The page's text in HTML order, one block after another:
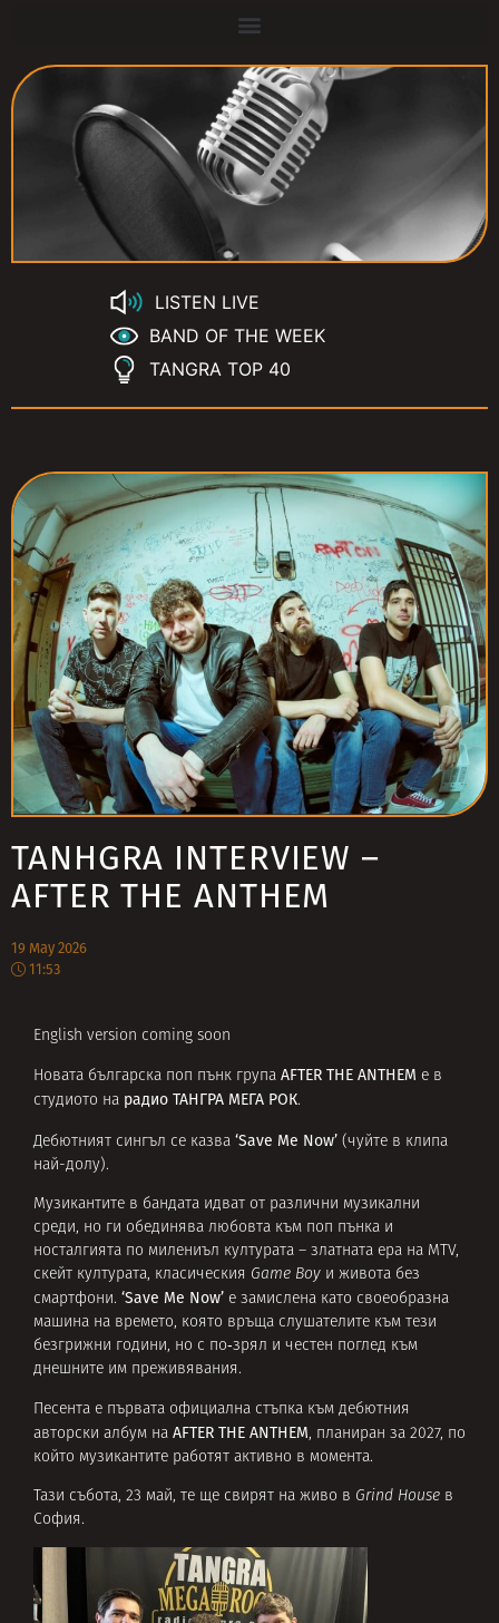
LISTEN LIVE
BAND OF THE WEEK
TANGRA TOP 40
TANHGRA INTERVIEW –
AFTER THE ANTHEM
19 May 2026
11:53
English version coming soon
Новата българска поп пънк група AFTER THE ANTHEM e в
студиото на радио ТАНГРА МЕГА РОК.
Дебютният сингъл се казва ‘Save Me Now’ (чуйте в клипа
най-долу).
Музикантите в бандата идват от различни музикални
среди, но ги обединява любовта към поп пънка и
носталгията по милениъл културата – златната ера на MTV,
скейт културата, класическия Game Boy и живота без
смартфони. ‘Save Me Now’ е замислена като своеобразна
машина на времето, която връща слушателите към тези
безгрижни години, но с по‑зрял и честен поглед към
днешните им преживявания.
Песента е първата официална стъпка към дебютния
авторски албум на AFTER THE ANTHEM, планиран за 2027, по
който музикантите работят активно в момента.
Тази събота, 23 май, те ще свирят на живо в Grind House в
София.